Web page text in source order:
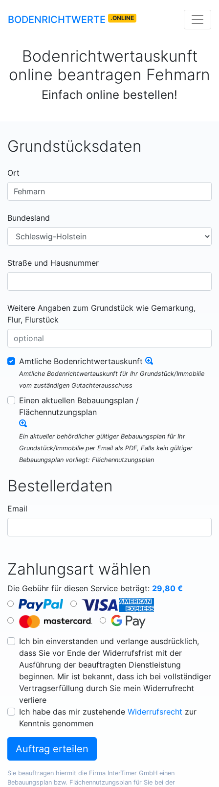
BODENRICHTWERTE .ONLINE
Bodenrichtwertauskunft
online beantragen Fehmarn
Einfach online bestellen!
Grundstücksdaten
Ort
Bundesland
Straße und Hausnummer
Weitere Angaben zum Grundstück wie Gemarkung,
Flur, Flurstück
Amtliche Bodenrichtwertauskunft
Amtliche Bodenrichtwertauskunft für Ihr Grundstück/Immobilie
vom zuständigen Gutachterausschuss
Einen aktuellen Bebauungsplan /
Flächennutzungsplan
Ein aktueller behördlicher gültiger Bebauungsplan für Ihr
Grundstück/Immobilie per Email als PDF, Falls kein gültiger
Bebauungsplan vorliegt: Flächennutzungsplan
Bestellerdaten
Email
Zahlungsart wählen
Die Gebühr für diesen Service beträgt: 29,80 €
Ich bin einverstanden und verlange ausdrücklich,
dass Sie vor Ende der Widerrufsfrist mit der
Ausführung der beauftragten Dienstleistung
beginnen. Mir ist bekannt, dass ich bei vollständiger
Vertragserfüllung durch Sie mein Widerrufrecht
verliere
Ich habe das mir zustehende Widerrufsrecht zur
Kenntnis genommen
Auftrag erteilen
Sie beauftragen hiermit die Firma InterTimer GmbH einen
Bebauungsplan bzw. Flächennutzungsplan für Sie bei der